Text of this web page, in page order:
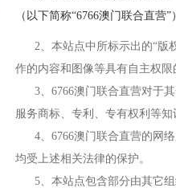
（以下简称“6766澳门联合直营”
2、本站点中所标示出的“版
作的内容和图像等具有自主权限
3、6766澳门联合直营对于
服务商标、专利、专有权利等知
4、6766澳门联合直营的网
均受上述相关法律的保护。
5、本站点包含部分由其它